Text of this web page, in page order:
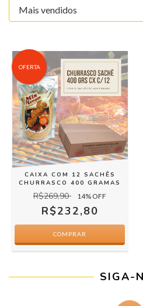
OFERTA
CAIXA COM 12 SACHÊS
CHURRASCO 400 GRAMAS
R$269,90 14% OFF
R$232,80
SIGA-